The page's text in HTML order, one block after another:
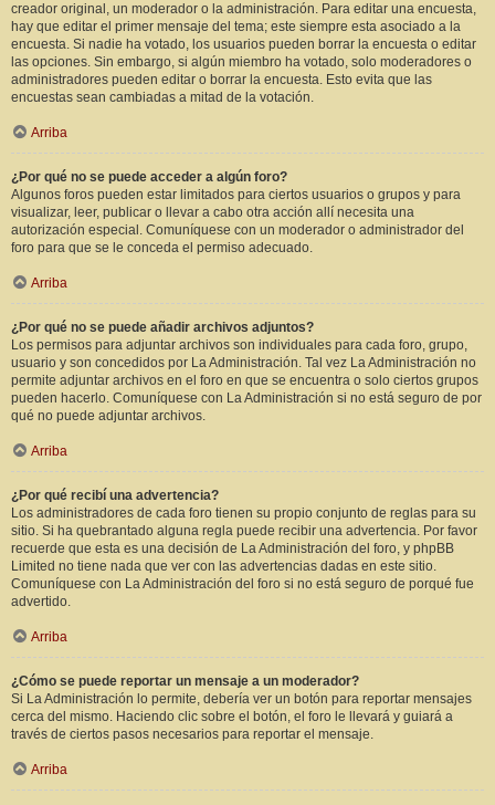
creador original, un moderador o la administración. Para editar una encuesta,
hay que editar el primer mensaje del tema; este siempre esta asociado a la
encuesta. Si nadie ha votado, los usuarios pueden borrar la encuesta o editar
las opciones. Sin embargo, si algún miembro ha votado, solo moderadores o
administradores pueden editar o borrar la encuesta. Esto evita que las
encuestas sean cambiadas a mitad de la votación.
Arriba
¿Por qué no se puede acceder a algún foro?
Algunos foros pueden estar limitados para ciertos usuarios o grupos y para
visualizar, leer, publicar o llevar a cabo otra acción allí necesita una
autorización especial. Comuníquese con un moderador o administrador del
foro para que se le conceda el permiso adecuado.
Arriba
¿Por qué no se puede añadir archivos adjuntos?
Los permisos para adjuntar archivos son individuales para cada foro, grupo,
usuario y son concedidos por La Administración. Tal vez La Administración no
permite adjuntar archivos en el foro en que se encuentra o solo ciertos grupos
pueden hacerlo. Comuníquese con La Administración si no está seguro de por
qué no puede adjuntar archivos.
Arriba
¿Por qué recibí una advertencia?
Los administradores de cada foro tienen su propio conjunto de reglas para su
sitio. Si ha quebrantado alguna regla puede recibir una advertencia. Por favor
recuerde que esta es una decisión de La Administración del foro, y phpBB
Limited no tiene nada que ver con las advertencias dadas en este sitio.
Comuníquese con La Administración del foro si no está seguro de porqué fue
advertido.
Arriba
¿Cómo se puede reportar un mensaje a un moderador?
Si La Administración lo permite, debería ver un botón para reportar mensajes
cerca del mismo. Haciendo clic sobre el botón, el foro le llevará y guiará a
través de ciertos pasos necesarios para reportar el mensaje.
Arriba